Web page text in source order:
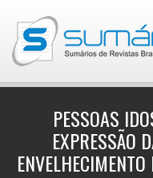
PESSOAS
EXPRESSÃO